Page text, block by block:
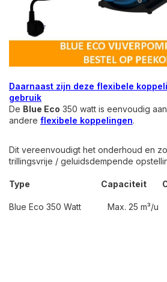
Daarnaast zijn deze flexibele
gebruik
De Blue Eco 350 watt is eenvoudig
andere flexibele koppelingen.
Dit vereenvoudigt het onderhoud en
trillingsvrije / geluidsdempende
Type Capaciteit
Blue Eco 350 Watt Max. 25 m³/u